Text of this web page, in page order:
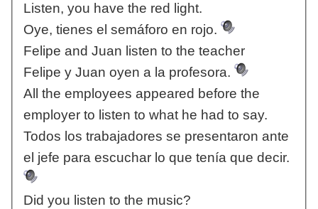
Listen, you have the red light.
Oye, tienes el semáforo en rojo.
Felipe and Juan listen to the teacher
Felipe y Juan oyen a la profesora.
All the employees appeared before the
employer to listen to what he had to say.
Todos los trabajadores se presentaron ante
el jefe para escuchar lo que tenía que decir.
Did you listen to the music?